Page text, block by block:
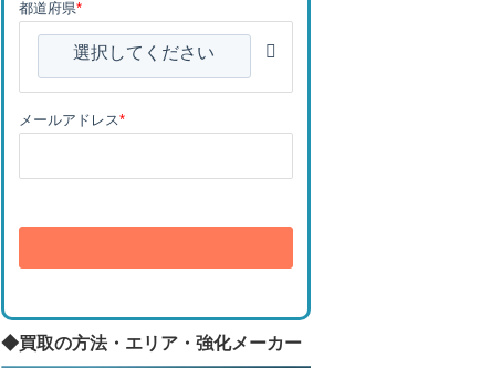
都道府県*
選択してください
メールアドレス*
◆買取の方法・エリア・強化メーカー